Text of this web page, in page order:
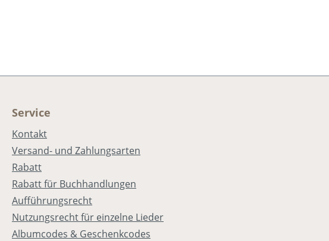
Service
Kontakt
Versand- und Zahlungsarten
Rabatt
Rabatt für Buchhandlungen
Aufführungsrecht
Nutzungsrecht für einzelne Lieder
Albumcodes & Geschenkcodes